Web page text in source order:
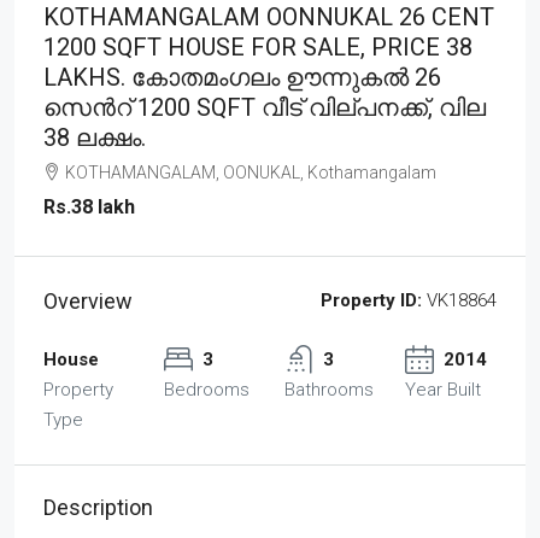
KOTHAMANGALAM OONNUKAL 26 CENT
1200 SQFT HOUSE FOR SALE, PRICE 38
LAKHS. കോതമംഗലം ഊന്നുകൽ 26
സെൻറ് 1200 SQFT വീട് വില്പനക്ക്, വില
38 ലക്ഷം.
KOTHAMANGALAM, OONUKAL, Kothamangalam
Rs.38 lakh
Overview Property ID: VK18864
House
Property
Type
3
Bedrooms
3
Bathrooms
2014
Year Built
Description